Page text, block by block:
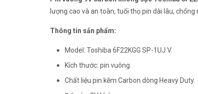
lượng cao và an toàn, tuổi thọ pin dài lâu, chống
Thông tin sản phẩm:
Model: Toshiba 6F22KGG SP-1UJ V.
Kích thước: pin vuông.
Chất liệu pin kẽm Carbon dòng Heavy Duty.